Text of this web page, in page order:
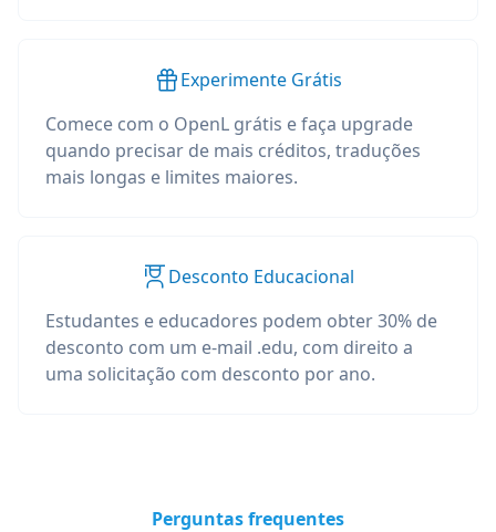
Experimente Grátis
Comece com o OpenL grátis e faça upgrade
quando precisar de mais créditos, traduções
mais longas e limites maiores.
Desconto Educacional
Estudantes e educadores podem obter 30% de
desconto com um e-mail .edu, com direito a
uma solicitação com desconto por ano.
Perguntas frequentes